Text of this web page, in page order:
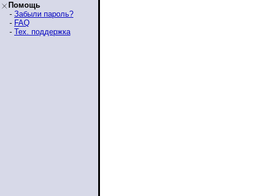
Помощь
- Забыли пароль?
- FAQ
- Тех. поддержка